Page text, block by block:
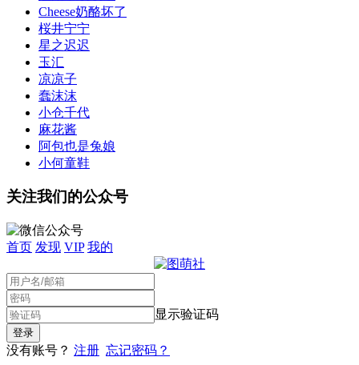
Cheese奶酪坏了
桜井宁宁
星之迟迟
玉汇
凉凉子
蠢沫沫
小仓千代
麻花酱
阿包也是兔娘
小何童鞋
关注我们的公众号
首页 发现 VIP 我的
显示验证码
没有账号？ 注册 忘记密码？